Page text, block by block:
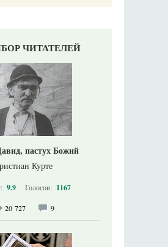
ЧИТАТЕЛЕЙ
пастух Божий
Курте
9.9 Голосов: 1167
20 727 9